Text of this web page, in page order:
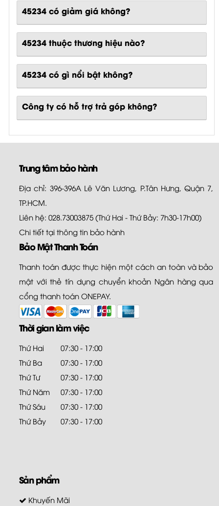
45234 có giảm giá không?
45234 thuộc thương hiệu nào?
45234có gì nổi bật không?
Công ty có hỗ trợ trả góp không?
Trung tâm bảo hành
Địa chỉ: 396-396A Lê Văn Lương, P.Tân Hưng, Quận 7,
TP.HCM.
Liên hệ: 028.73003875 (Thứ Hai - Thứ Bảy: 7h30-17h00)
Chi tiết tại thông tin bảo hành
Bảo Mật Thanh Toán
Thanh toán được thực hiện một cách an toàn và bảo
mật với thẻ tín dụng chuyển khoản Ngân hàng qua
cổng thanh toán ONEPAY.
Thời gian làm việc
Thứ Hai
07:30 - 17:00
Thứ Ba
07:30 - 17:00
Thứ Tư
07:30 - 17:00
Thứ Năm
07:30 - 17:00
Thứ Sáu
07:30 - 17:00
Thứ Bảy
07:30 - 17:00
Sản phẩm
Khuyến Mãi